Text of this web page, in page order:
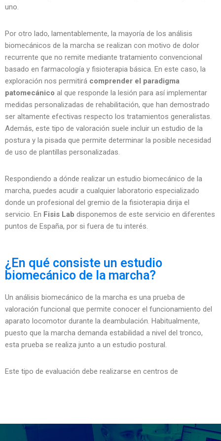
uno.
Por otro lado, lamentablemente, la mayoría de los análisis
biomecánicos de la marcha se realizan con motivo de dolor
recurrente que no remite mediante tratamiento convencional
basado en farmacología y fisioterapia básica. En este caso, la
exploración nos permitirá comprender el paradigma
patomecánico al que responde la lesión para así implementar
medidas personalizadas de rehabilitación, que han demostrado
ser altamente efectivas respecto los tratamientos generalistas.
Además, este tipo de valoración suele incluir un estudio de la
postura y la pisada que permite determinar la posible necesidad
de uso de plantillas personalizadas.
Respondiendo a dónde realizar un estudio biomecánico de la
marcha, puedes acudir a cualquier laboratorio especializado
donde un profesional del gremio de la fisioterapia dirija el
servicio. En Fisis Lab disponemos de este servicio en diferentes
puntos de España, por si fuera de tu interés.
¿En qué consiste un estudio
biomecánico de la marcha?
Un análisis biomecánico de la marcha es una prueba de
valoración funcional que permite conocer el funcionamiento del
aparato locomotor durante la deambulación. Habitualmente,
puesto que la marcha demanda estabilidad a nivel del tronco,
esta prueba se realiza junto a un estudio postural.
Este tipo de evaluación debe realizarse en centros de